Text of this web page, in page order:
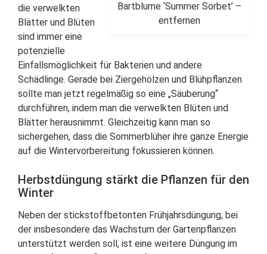
Bartblume ‘Summer Sorbet’ –
entfernen
die verwelkten
Blätter und Blüten
sind immer eine
potenzielle
Einfallsmöglichkeit für Bakterien und andere
Schädlinge. Gerade bei Ziergehölzen und Blühpflanzen
sollte man jetzt regelmäßig so eine „Säuberung“
durchführen, indem man die verwelkten Blüten und
Blätter herausnimmt. Gleichzeitig kann man so
sichergehen, dass die Sommerblüher ihre ganze Energie
auf die Wintervorbereitung fokussieren können.
Herbstdüngung stärkt die Pflanzen für den
Winter
Neben der stickstoffbetonten Frühjahrsdüngung, bei
der insbesondere das Wachstum der Gartenpflanzen
unterstützt werden soll, ist eine weitere Düngung im